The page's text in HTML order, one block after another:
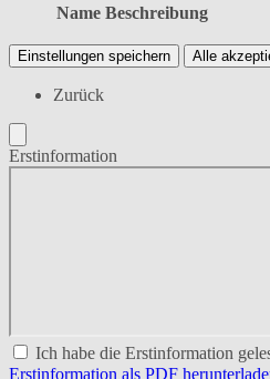
Name Beschreibung
Einstellungen speichern Alle
Zurück
Erstinformation
Ich habe die Erstinformation
Erstinformation als PDF